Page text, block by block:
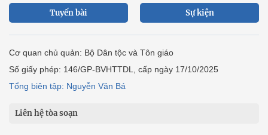
Tuyến bài Sự kiện
Cơ quan chủ quản: Bộ Dân tộc và Tôn giáo
Số giấy phép: 146/GP-BVHTTDL, cấp ngày 17/10/2025
Tổng biên tập: Nguyễn Văn Bá
Liên hệ tòa soạn